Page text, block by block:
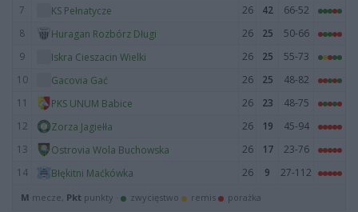
7
KS Pełnatycze 26 42
66-52
8
Huragan Rozbórz Długi 26 25
50-66
9
Iskra Cieszacin Wielki 26 25
55-73
10
Gacovia Gać 26 25
48-82
11
PKS UNUM Babice 26 23
48-75
12
Zorza Jagiełła 26 19
45-94
13
Ostrovia Wola Buchowska 26 17
23-76
14
Błękitni Maćkówka 26 9 27-112
M mecze, Pkt punkty · zwycięstwo remis porażka